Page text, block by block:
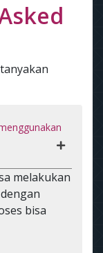
melakukan
bisa